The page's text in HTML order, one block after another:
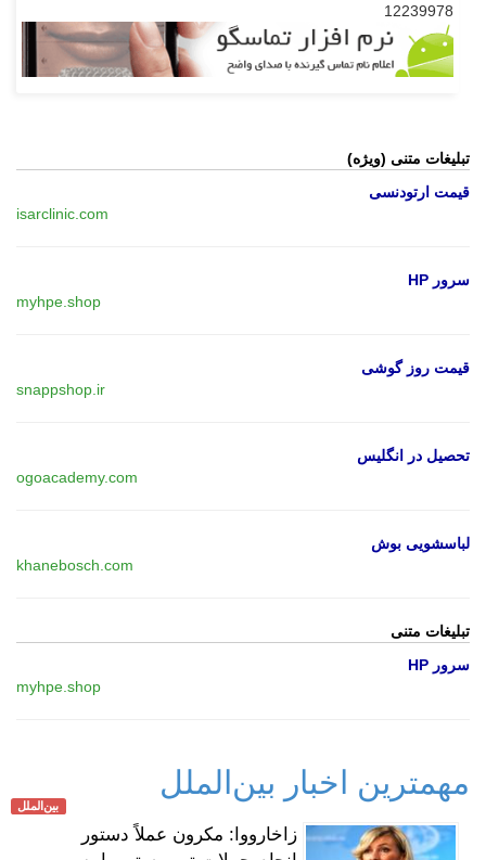
12239978
تبلیغات متنی (ویژه)
قیمت ارتودنسی
isarclinic.com
سرور HP
myhpe.shop
قیمت روز گوشی
snappshop.ir
تحصیل در انگلیس
ogoacademy.com
لباسشویی بوش
khanebosch.com
تبلیغات متنی
سرور HP
myhpe.shop
مهمترین اخبار بین‌الملل
بین‌الملل
زاخارووا: مکرون عملاً دستور